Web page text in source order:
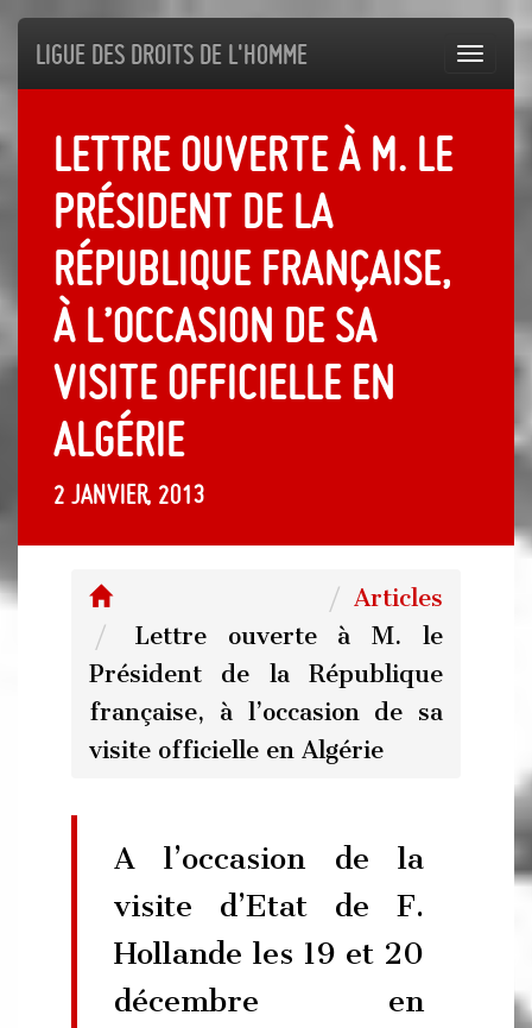
Ligue des droits de l'Homme
Lettre ouverte à M. le
Président de la
République française,
à l’occasion de sa
visite officielle en
Algérie
2 janvier, 2013
Articles
Lettre ouverte à M. le
Président de la République
française, à l’occasion de sa
visite officielle en Algérie
A l’occasion de la
visite d’Etat de F.
Hollande les 19 et 20
décembre en